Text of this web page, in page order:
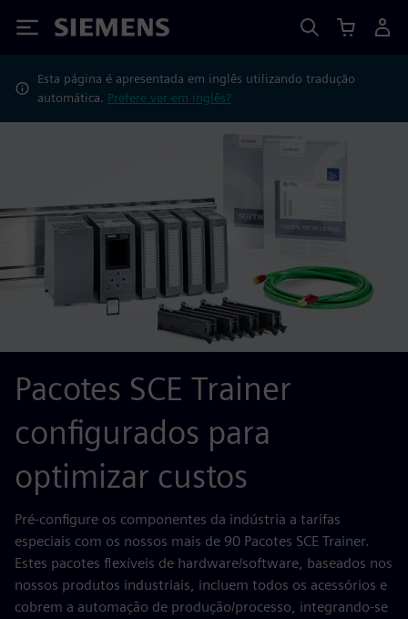
Siemens
Esta página é apresentada em inglês utilizando tradução
automática. Prefere ver em inglês?
Pacotes SCE Trainer
configurados para
optimizar custos
Pré-configure os componentes da indústria a tarifas
especiais com os nossos mais de 90 Pacotes SCE Trainer.
Estes pacotes flexíveis de hardware/software, baseados nos
nossos produtos industriais, incluem todos os acessórios e
cobrem a automação de produção/processo, integrando-se